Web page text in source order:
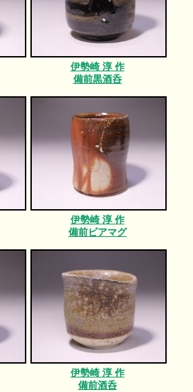
伊勢崎 淳 作
備前黒酒呑
伊勢崎 淳 作
備前ビアマグ
伊勢崎 淳 作
備前酒呑